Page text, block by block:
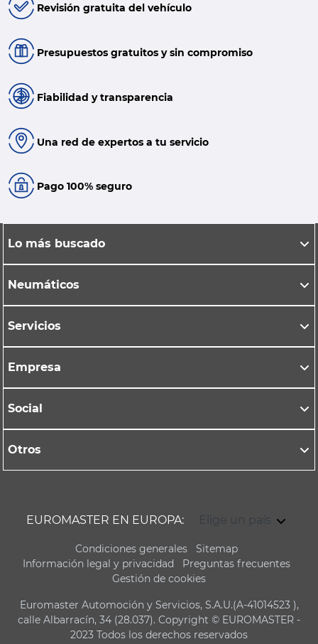
Revisión gratuita del vehículo
Presupuestos gratuitos y sin compromiso
Fiabilidad y transparencia
Una red de expertos a tu servicio
Pago 100% seguro
Lo más buscado
Neumáticos
Servicios
Empresa
Social
Otros
EUROMASTER EN EUROPA: Elige un país
Condiciones generales
Sitemap
Información legal y privacidad
Preguntas frecuentes
Gestión de cookies
Euromaster Automoción y Servicios, S.A.U.(A-41014523 ),
calle Albarracín, 34 (28.037). Copyright © EUROMASTER -
2023 Todos los derechos reservados